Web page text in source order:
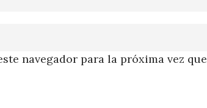
navegador para la próxima vez que